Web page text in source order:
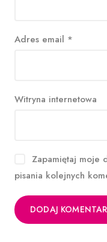
Adres email *
Witryna internetowa
Zapamiętaj moje
pisania kolejnych